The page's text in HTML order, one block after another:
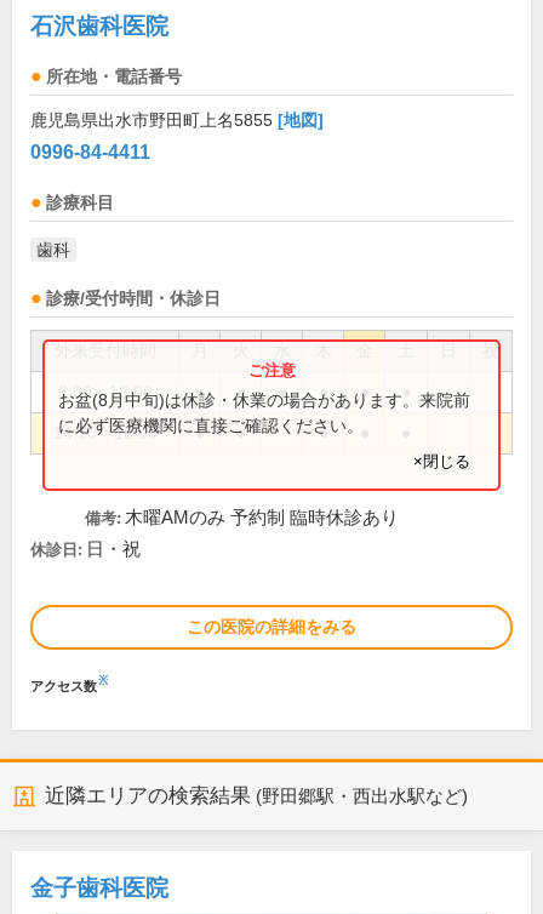
石沢歯科医院
所在地・電話番号
鹿児島県出水市野田町上名5855 [地図]
0996-84-4411
診療科目
歯科
診療/受付時間・休診日
祝
8:30～12:00 ● ● ● ● ●
14:30～18:00 ● ● ●
お盆(8月中旬)は休診・休業の場合があります。来院前
に必ず医療機関に直接ご確認ください。
×閉じる
備考: 木曜AMのみ 予約制 臨時休診あり
休診日: 日・祝
この医院の詳細をみる
アクセス数※
近隣エリアの検索結果 (野田郷駅・西出水駅など)
金子歯科医院